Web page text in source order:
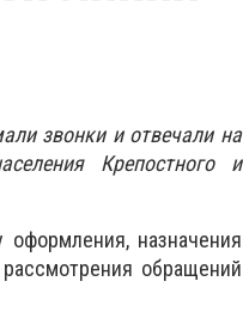
звонки и отвечали на
Крепостного и
назначения
обращений